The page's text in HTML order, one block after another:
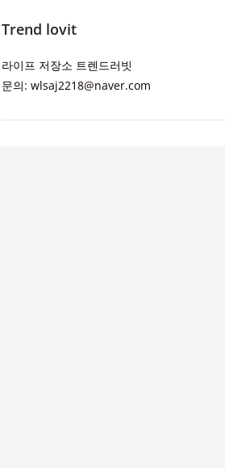
Trend lovit
라이프 저장소 트렌드러빗
문의: wlsaj2218@naver.com